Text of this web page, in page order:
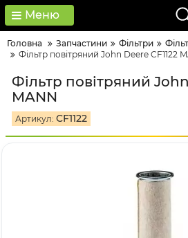
Меню
Головна Запчастини Фільтри
Фільтр повітряний John Deere CF1122
Фільтр повітряний John
MANN
Артикул: CF1122